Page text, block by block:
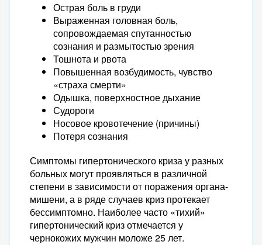
Острая боль в груди
Выраженная головная боль,
сопровождаемая спутанностью
сознания и размытостью зрения
Тошнота и рвота
Повышенная возбудимость, чувство
«страха смерти»
Одышка, поверхностное дыхание
Судороги
Носовое кровотечение (причины)
Потеря сознания
Симптомы гипертонического криза у разных
больных могут проявляться в различной
степени в зависимости от поражения органа-
мишени, а в ряде случаев криз протекает
бессимптомно. Наиболее часто «тихий»
гипертонический криз отмечается у
чернокожих мужчин моложе 25 лет.